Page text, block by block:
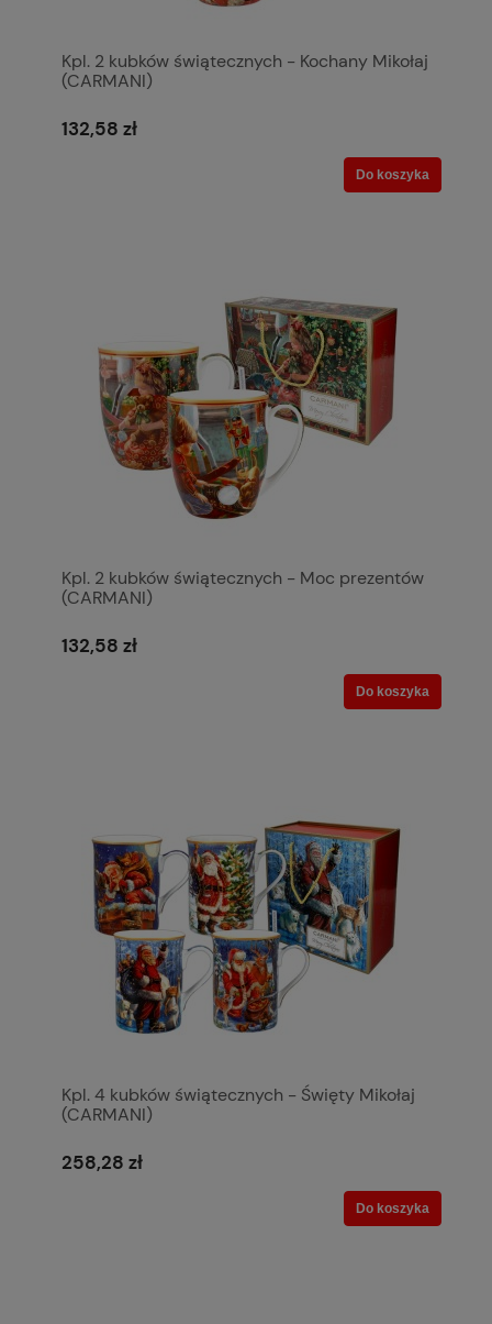
Kpl. 2 kubków świątecznych - Kochany Mikołaj
(CARMANI)
132,58 zł
Do koszyka
Kpl. 2 kubków świątecznych - Moc prezentów
(CARMANI)
132,58 zł
Do koszyka
Kpl. 4 kubków świątecznych - Święty Mikołaj
(CARMANI)
258,28 zł
Do koszyka